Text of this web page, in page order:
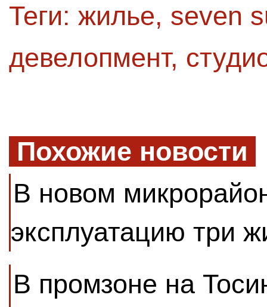
Теги: жилье, seven
девелопмент,
Похожие новости
В новом
эксплуатацию три
В промзоне на